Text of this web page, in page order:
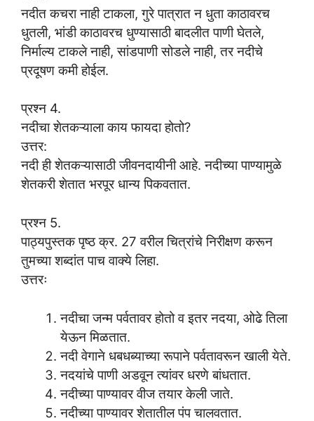
नदीत कचरा नाही टाकला, गुरे पात्रात न धुता काठावरच
धुतली, भांडी काठावरच धुण्यासाठी बादलीत पाणी घेतले,
निर्माल्य टाकले नाही, सांडपाणी सोडले नाही, तर नदीचे
प्रदूषण कमी होईल.
प्रश्न 4.
नदीचा शेतकऱ्याला काय फायदा होतो?
उत्तर:
नदी ही शेतकऱ्यासाठी जीवनदायीनी आहे. नदीच्या पाण्यामुळे
शेतकरी शेतात भरपूर धान्य पिकवतात.
प्रश्न 5.
पाठ्यपुस्तक पृष्ठ क्र. 27 वरील चित्रांचे निरीक्षण करून
तुमच्या शब्दांत पाच वाक्ये लिहा.
उत्तरः
नदीचा जन्म पर्वतावर होतो व इतर नदया, ओढे तिला
येऊन मिळतात.
नदी वेगाने धबधब्याच्या रूपाने पर्वतावरून खाली येते.
नदयांचे पाणी अडवून त्यांवर धरणे बांधतात.
नदीच्या पाण्यावर वीज तयार केली जाते.
नदीच्या पाण्यावर शेतातील पंप चालवतात.